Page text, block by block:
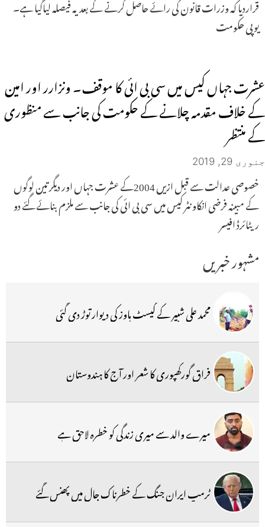
قراردیا کہ وزرات قانون کی رائے حاصل کرنے کے بعد یہ فیصلہ لیاگیا ہے۔
یوپی حکومت
عشرت جہاں کیس میں سی بی ائی کا موقف۔ ونزارر اور امین
کے خلاف مقدمہ چلانے کے حکومت کی جانب سے منظوری
کے منتظر
جنوری 29, 2019
خصوصی عدالت سے قبل ازیں 2004کے عشرت جہاں اور دیگر تین لوگوں
کے مبینہ فرضی انکاونٹر کیس میں سی بی ائی کی جانب سے ملزم بنائے گئے دو
ریٹائرڈ افیسر
مشہور خبریں
محمد علی شبیر کے گیسٹ ہاوز کی دیوار توڑ دی گئی
فراق گورکھپوری کا شعر اور آج کا ہندوستان
میرے والد سے میری زندگی کو خطرہ لاحق ہے
ٹرمپ ایران جنگ کے خطرناک جال میں پھنس گئے